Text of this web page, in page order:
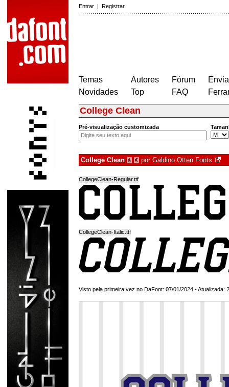
Entrar | Registrar
Temas
Novidades
Autores
Top
Fórum
FAQ
College Clean
Pré-visualização customizada
College Clean à € por Galdino Otten Fonts
CollegeClean-Regular.ttf
CollegeClean-Italic.ttf
Visto pela primeira vez no DaFont: 07/01/2024 - Atualizada: